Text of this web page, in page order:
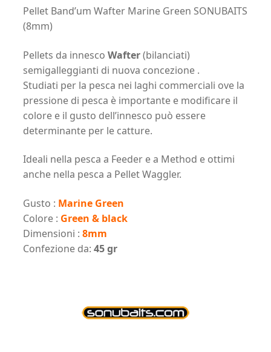
Pellet Band’um Wafter Marine Green SONUBAITS
(8mm)
Pellets da innesco Wafter(bilanciati)
semigalleggianti di nuova concezione .
Studiati per la pesca nei laghi commerciali ove la
pressione di pesca è importante e modificare il
colore e il gusto dell’innesco può essere
determinante per le catture.
Ideali nella pesca a Feeder e a Method e ottimi
anche nella pesca a Pellet Waggler.
Gusto : Marine Green
Colore : Green & black
Dimensioni : 8mm
Confezione da: 45 gr